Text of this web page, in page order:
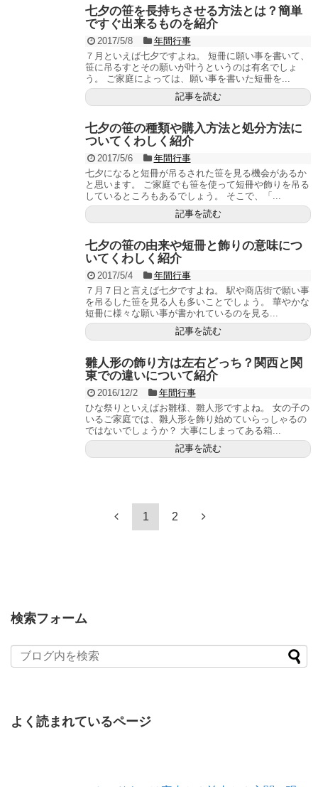
七夕の笹を長持ちさせる方法とは？簡単
ですぐ出来るものを紹介
2017/5/8
年間行事
７月といえば七夕ですよね。 短冊に願い事を書いて、
笹に吊るすとその願いが叶うというのは有名でしょ
う。 ご家庭によっては、願い事を書いた短冊を...
記事を読む
七夕の笹の種類や購入方法と処分方法に
ついてくわしく紹介
2017/5/6
年間行事
七夕になると短冊が吊るされた笹を見る機会があるか
と思います。 ご家庭でも笹を使って短冊や飾りを吊る
しているところもあるでしょう。 そこで、「...
記事を読む
七夕の笹の由来や短冊と飾りの意味につ
いてくわしく紹介
2017/5/4
年間行事
７月７日と言えば七夕ですよね。 駅や商店街で願い事
を吊るした笹を見る人も多いことでしょう。 華やかな
短冊に様々な願い事が書かれているのを見る...
記事を読む
雛人形の飾り方は左右どっち？関西と関
東での違いについて紹介
2016/12/2
年間行事
ひな祭りといえばお雛様、雛人形ですよね。 女の子の
いるご家庭では、雛人形を飾り始めていらっしゃるの
ではないでしょうか？ 大事にしまってある箱...
記事を読む
1 2
検索フォーム
よく読まれているページ